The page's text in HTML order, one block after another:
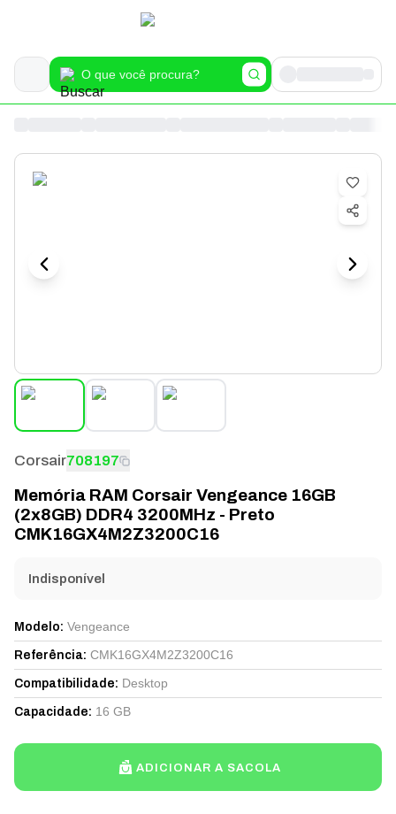
Corsair708197
Memória RAM Corsair Vengeance 16GB
(2x8GB) DDR4 3200MHz - Preto
CMK16GX4M2Z3200C16
Indisponível
Modelo: Vengeance
Referência: CMK16GX4M2Z3200C16
Compatibilidade: Desktop
Capacidade: 16 GB
ADICIONAR A SACOLA